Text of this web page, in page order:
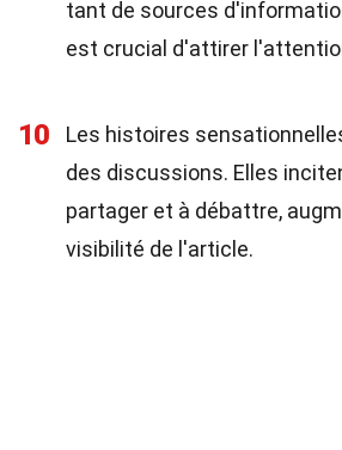
tant de sources
est crucial d'attirer
10
Les histoires
des discussions. Elles
partager et à débattre,
visibilité de l'article.